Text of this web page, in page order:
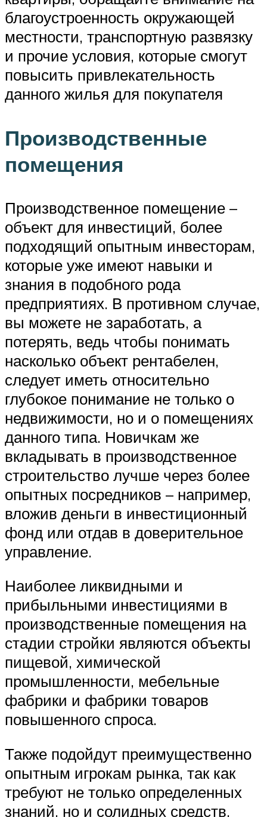
благоустроенность окружающей
местности, транспортную развязку
и прочие условия, которые смогут
повысить привлекательность
данного жилья для покупателя
Производственные
помещения
Производственное помещение –
объект для инвестиций, более
подходящий опытным инвесторам,
которые уже имеют навыки и
знания в подобного рода
предприятиях. В противном случае,
вы можете не заработать, а
потерять, ведь чтобы понимать
насколько объект рентабелен,
следует иметь относительно
глубокое понимание не только о
недвижимости, но и о помещениях
данного типа. Новичкам же
вкладывать в производственное
строительство лучше через более
опытных посредников – например,
вложив деньги в инвестиционный
фонд или отдав в доверительное
управление.
Наиболее ликвидными и
прибыльными инвестициями в
производственные помещения на
стадии стройки являются объекты
пищевой, химической
промышленности, мебельные
фабрики и фабрики товаров
повышенного спроса.
Также подойдут преимущественно
опытным игрокам рынка, так как
требуют не только определенных
знаний, но и солидных средств,